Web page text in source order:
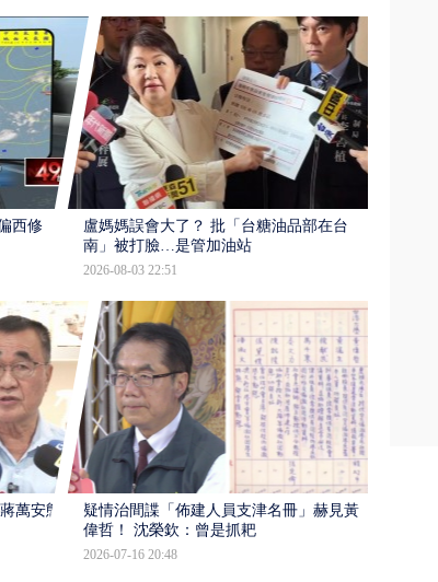
西修
盧媽媽誤會大了？ 批「台糖油品部在台
南」被打臉…是管加油站
2026-08-03 22:51
萬安態
疑情治間諜「佈建人員支津名冊」赫見黃
偉哲！ 沈榮欽：曾是抓耙
2026-07-16 20:48